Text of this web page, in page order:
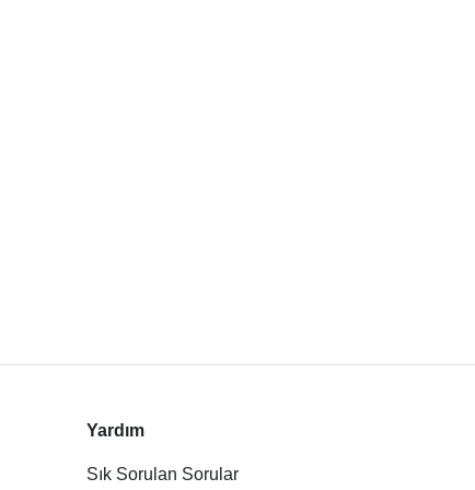
Yardım
Sık Sorulan Sorular